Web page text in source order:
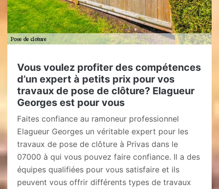
Vous voulez profiter des compétences
d’un expert à petits prix pour vos
travaux de pose de clôture? Elagueur
Georges est pour vous
Faites confiance au ramoneur professionnel
Elagueur Georges un véritable expert pour les
travaux de pose de clôture à Privas dans le
07000 à qui vous pouvez faire confiance. Il a des
équipes qualifiées pour vous satisfaire et ils
peuvent vous offrir différents types de travaux